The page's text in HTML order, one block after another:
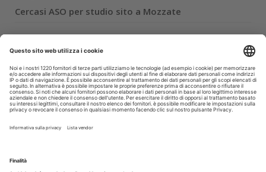
Cercasi ASO per studio sito a Mozzate
Cercasi assistente alla poltrona in Cusago
30 Luglio 2026
Pistoia - studio cerca segretaria